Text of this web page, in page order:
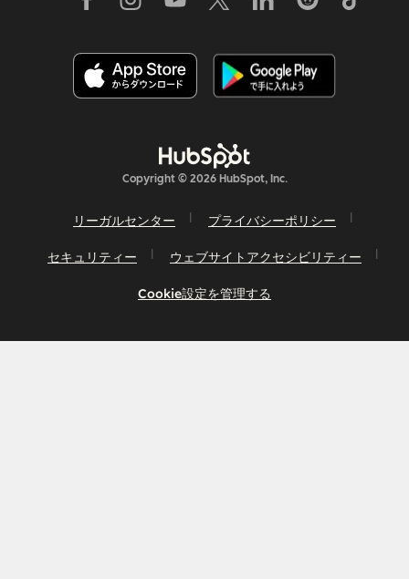
Copyright © 2026 HubSpot, Inc.
リーガルセンター プライバシーポリシー
セキュリティー ウェブサイトアクセシビリティー
Cookie設定を管理する